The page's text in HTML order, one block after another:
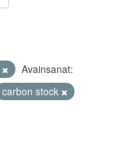
Avainsanat:
carbon stock